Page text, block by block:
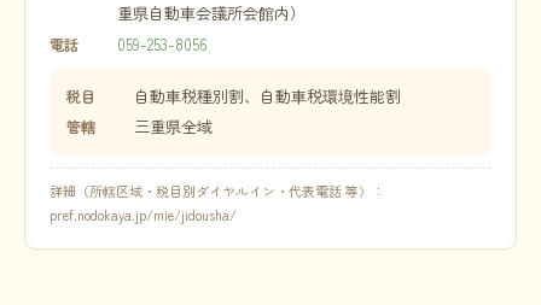
重県自動車会議所会館内）
電話 059-253-8056
税目 自動車税種別割、自動車税環境性能割
管轄 三重県全域
詳細（所轄区域・税目別ダイヤルイン・代表電話 等）：
pref.nodokaya.jp/mie/jidousha/